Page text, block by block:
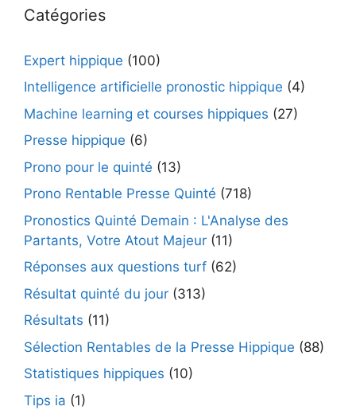
Catégories
Expert hippique (100)
Intelligence artificielle pronostic hippique (4)
Machine learning et courses hippiques (27)
Presse hippique (6)
Prono pour le quinté (13)
Prono Rentable Presse Quinté (718)
Pronostics Quinté Demain : L'Analyse des
Partants, Votre Atout Majeur (11)
Réponses aux questions turf (62)
Résultat quinté du jour (313)
Résultats (11)
Sélection Rentables de la Presse Hippique (88)
Statistiques hippiques (10)
Tips ia (1)